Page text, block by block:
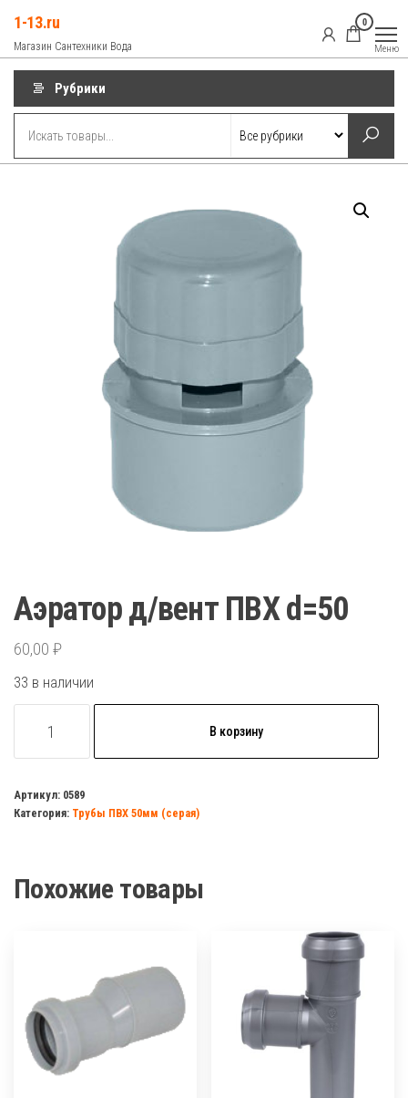
содержимому
1-13.ru
Магазин Сантехники Вода
0
Меню
Рубрики
Аэратор д/вент ПВХ d=50
60,00 ₽
33 в наличии
товара
д/
вент
В корзину
Артикул: 0589
Категория: Трубы ПВХ 50мм (серая)
Похожие товары